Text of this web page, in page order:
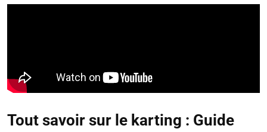
Tout savoir sur le karting : Guide